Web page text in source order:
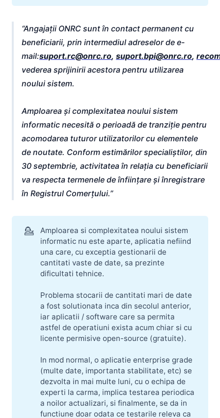
Angajații ONRC sunt în contact permanent cu
beneficiarii, prin intermediul adreselor de e-
mail:suport.rc@onrc.ro, suport.bpi@onrc.ro,
vederea sprijinirii acestora pentru utilizarea
noului sistem.
Amploarea și complexitatea noului sistem
informatic necesită o perioadă de tranziție pentru
acomodarea tuturor utilizatorilor cu elementele
de noutate. Conform estimărilor specialiștilor, din
30 septembrie, activitatea în relația cu beneficiarii
va respecta termenele de înființare și înregistrare
în Registrul Comerțului.
💁
Amploarea si complexitatea noului sistem
informatic nu este aparte, aplicatia nefiind
una care, cu exceptia gestionarii de
cantitati vaste de date, sa prezinte
dificultati tehnice.
Problema stocarii de cantitati mari de date
a fost solutionata inca din secolul anterior,
iar aplicatii / software care sa permita
astfel de operatiuni exista acum chiar si cu
licente permisive open-source (gratuite).
In mod normal, o aplicatie enterprise grade
(multe date, importanta stabilitate, etc) se
dezvolta in mai multe luni, cu o echipa de
experti la carma, implica testarea periodica
a noilor actualizari, si finalmente, se da in
functiune doar odata ce testarile releva ca